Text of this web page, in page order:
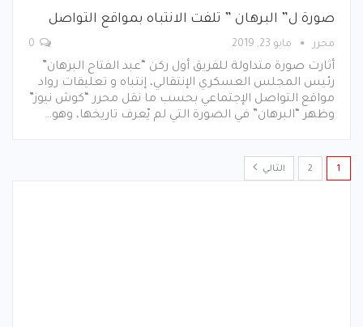
صورة ل” البرهان ” تلفت الانتباه بمواقع التواصل
محرر مايو 23, 2019
أثارت صورة متداولة للفريق أول ركن “عبد الفتاح البرهان”
رئيس المجلس العسكري الإنتقالي، إنتباه و تعليقات رواد
مواقع التواصل الإجتماعي بحسب ما نقل محرر “كوش نيوز”
وظهر “البرهان” في الصورة التي لم يّعرف تاريخها، وهو…
1
2 التالي